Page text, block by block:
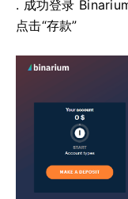
. 成功登录
点击“存款”